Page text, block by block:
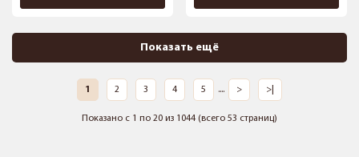
Показать ещё
1 2 3 4 5 .... > >|
Показано с 1 по 20 из 1044 (всего 53 страниц)